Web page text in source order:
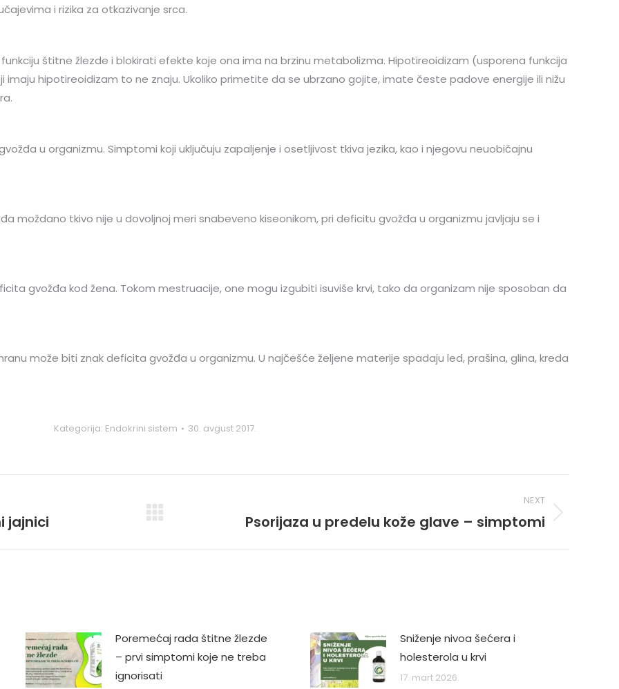
i rizika za otkazivanje srca.
štitne žlezde i blokirati efekte koje ona ima na brzinu metabolizma. Hipotireoidizam (usporena funkcija
imaju hipotireoidizam to ne znaju. Ukoliko primetite da se ubrzano gojite, imate česte padove energije ili nižu
u organizmu. Simptomi koji uključuju zapaljenje i osetljivost tkiva jezika, kao i njegovu neuobičajnu
moždano tkivo nije u dovoljnoj meri snabeveno kiseonikom, pri deficitu gvožđa u organizmu javljaju se i
gvožđa kod žena. Tokom mestruacije, one mogu izgubiti isuviše krvi, tako da organizam nije sposoban da
može biti znak deficita gvožđa u organizmu. U najčešće željene materije spadaju led, prašina, glina, kreda
Kategorija: Endokrini sistem 30. avgust 2017.
jajnici
NEXT
Psorijaza u predelu kože glave – simptomi
Poremećaj rada štitne žlezde
– prvi simptomi koje ne treba
ignorisati
Sniženje nivoa šećera i
holesterola u krvi
17. mart 2026.